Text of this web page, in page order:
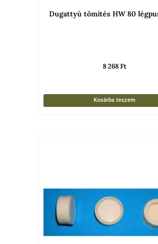
Dugattyú tömítés HW 80
8 268Ft
Kosárba teszem